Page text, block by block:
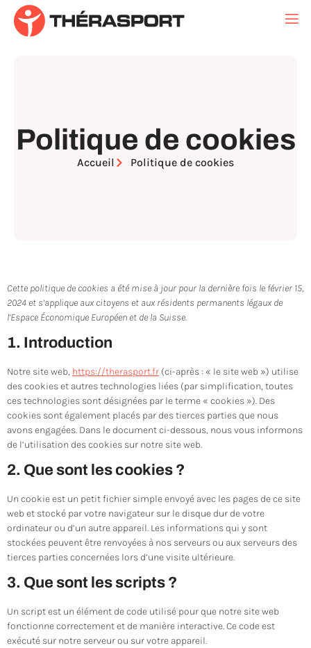
Politique de cookies
Accueil Politique de cookies
Cette politique de cookies a été mise à jour pour la dernière fois le février 15,
2024 et s’applique aux citoyens et aux résidents permanents légaux de
l’Espace Économique Européen et de la Suisse.
1. Introduction
Notre site web, https://therasport.fr (ci-après : « le site web ») utilise
des cookies et autres technologies liées (par simplification, toutes
ces technologies sont désignées par le terme « cookies »). Des
cookies sont également placés par des tierces parties que nous
avons engagées. Dans le document ci-dessous, nous vous informons
de l’utilisation des cookies sur notre site web.
2. Que sont les cookies ?
Un cookie est un petit fichier simple envoyé avec les pages de ce site
web et stocké par votre navigateur sur le disque dur de votre
ordinateur ou d’un autre appareil. Les informations qui y sont
stockées peuvent être renvoyées à nos serveurs ou aux serveurs des
tierces parties concernées lors d’une visite ultérieure.
3. Que sont les scripts ?
Un script est un élément de code utilisé pour que notre site web
fonctionne correctement et de manière interactive. Ce code est
exécuté sur notre serveur ou sur votre appareil.